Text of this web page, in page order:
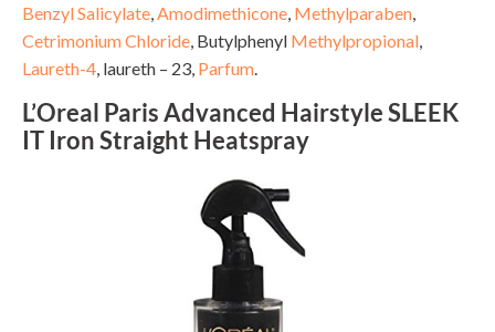
Benzyl Salicylate Amodimethicone Methylparaben
Cetrimonium Chloride , Butylphenyl Methylpropional
Laureth-4 , laureth – 23, Parfum
L’Oreal Paris Advanced Hairstyle SLEEK
IT Iron Straight Heatspray